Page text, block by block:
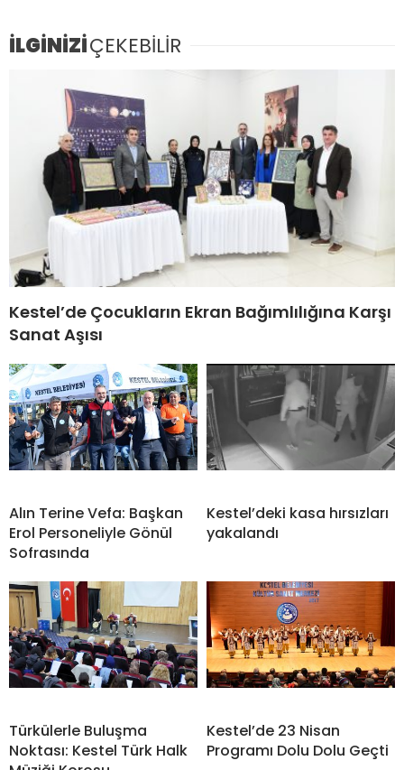
İLGİNİZİÇEKEBİLİR
Kestel’de Çocukların Ekran Bağımlılığına Karşı
Sanat Aşısı
Alın Terine Vefa: Başkan
Erol Personeliyle Gönül
Sofrasında
Kestel’deki kasa hırsızları
yakalandı
Türkülerle Buluşma
Noktası: Kestel Türk Halk
Kestel’de 23 Nisan
Programı Dolu Dolu Geçti